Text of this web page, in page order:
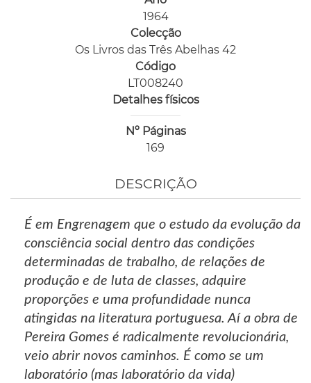
1964
Colecção
Os Livros das Três Abelhas 42
Código
LT008240
Detalhes físicos
Nº Páginas
169
DESCRIÇÃO
É em Engrenagem que o estudo da evolução da
consciência social dentro das condições
determinadas de trabalho, de relações de
produção e de luta de classes, adquire
proporções e uma profundidade nunca
atingidas na literatura portuguesa. Aí a obra de
Pereira Gomes é radicalmente revolucionária,
veio abrir novos caminhos. É como se um
laboratório (mas laboratório da vida)